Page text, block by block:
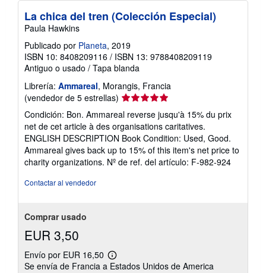
La chica del tren (Colección Especial)
Paula Hawkins
Publicado por Planeta, 2019
ISBN 10: 8408209116 / ISBN 13: 9788408209119
Antiguo o usado / Tapa blanda
Librería: Ammareal, Morangis, Francia
(vendedor de 5 estrellas) Calificación
del
vendedor:
5
de
5
estrellas
Condición: Bon. Ammareal reverse jusqu'à 15% du prix
net de cet article à des organisations caritatives.
ENGLISH DESCRIPTION Book Condition: Used, Good.
Ammareal gives back up to 15% of this item's net price to
charity organizations. Nº de ref. del artículo: F-982-924
Contactar al vendedor
Comprar usado
EUR 3,50
Envío por EUR 16,50
Más
información
Se envía de Francia a Estados Unidos de America